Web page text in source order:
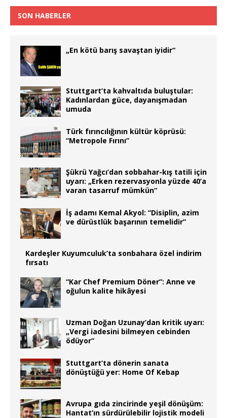
SON HABERLER
„En kötü barış savaştan iyidir“
Stuttgart’ta kahvaltıda buluştular:
Kadınlardan güce, dayanışmadan
umuda
Türk fırıncılığının kültür köprüsü:
“Metropole Fırını”
Şükrü Yağcı’dan sobbahar-kış tatili için
uyarı: „Erken rezervasyonla yüzde 40’a
varan tasarruf mümkün“
İş adamı Kemal Akyol: “Disiplin, azim
ve dürüstlük başarının temelidir”
Kardeşler Kuyumculuk’ta sonbahara özel indirim
fırsatı
“Kar Chef Premium Döner”: Anne ve
oğulun kalite hikâyesi
Uzman Doğan Uzunay’dan kritik uyarı:
„Vergi iadesini bilmeyen cebinden
ödüyor“
Stuttgart’ta dönerin sanata
dönüştüğü yer: Home Of Kebap
Avrupa gıda zincirinde yeşil dönüşüm:
Hantat’ın sürdürülebilir lojistik modeli